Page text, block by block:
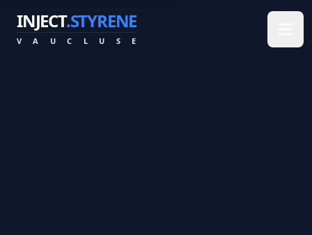
INJECT.STYRENE
V A U C L U S E